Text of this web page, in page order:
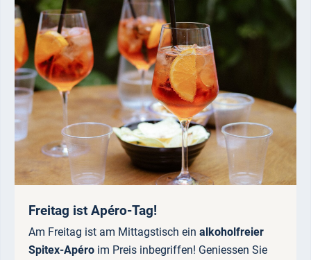
Freitag ist Apéro-Tag!
Am Freitag ist am Mittagstisch ein alkoholfreier
Spitex-Apéro im Preis inbegriffen! Geniessen Sie